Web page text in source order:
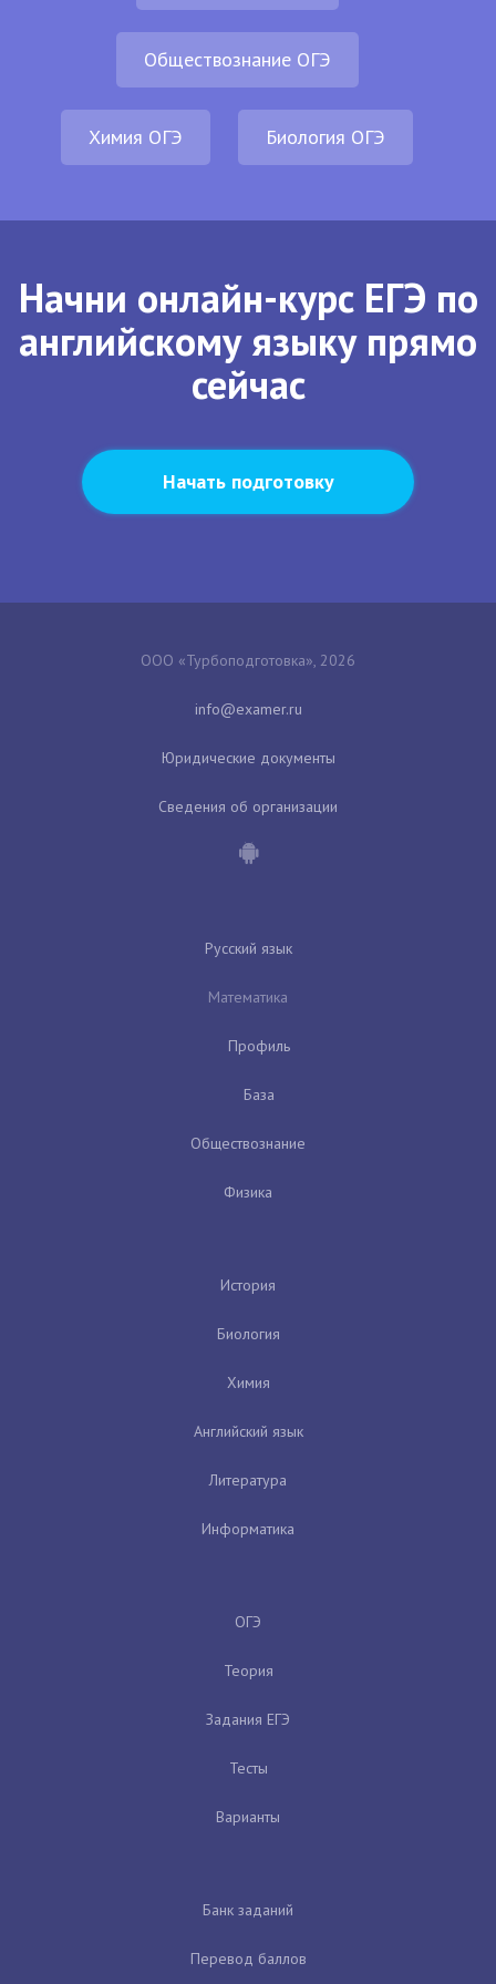
Обществознание ОГЭ
Химия ОГЭ Биология ОГЭ
Начни онлайн-курс ЕГЭ по
английскому языку прямо
сейчас
Начать подготовку
ООО «Турбоподготовка», 2026
Юридические документы
Сведения об организации
Русский язык
Математика
Профиль
База
Обществознание
Физика
История
Биология
Химия
Английский язык
Литература
Информатика
ОГЭ
Теория
Задания ЕГЭ
Тесты
Варианты
Банк заданий
Перевод баллов